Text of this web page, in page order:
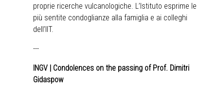
proprie ricerche vulcanologiche. L’Istituto esprime le
più sentite condoglianze alla famiglia e ai colleghi
dell’IIT.
---
INGV | Condolences on the passing of Prof. Dimitri
Gidaspow